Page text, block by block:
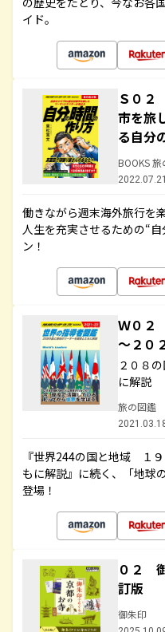
イド。
Ｓ０２
市を旅
る自分
BOOKS
働きながら週末海外旅行を
人生を充実させるための“
ン！
Ｗ０２
～２０
２０８
に解説
旅の図鑑
『世界244の国と地域 １
もに解説』に続く、「地球
登場！
０２
訂版
御朱印